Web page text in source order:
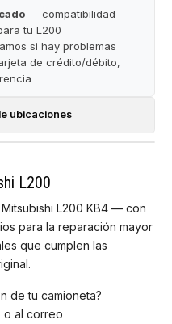
— compatibilidad
tu L200
si hay problemas
de crédito/débito,
ubicaciones
L200
L200 KB4 — con
para la reparación mayor
que cumplen las
de tu camioneta?
o al correo